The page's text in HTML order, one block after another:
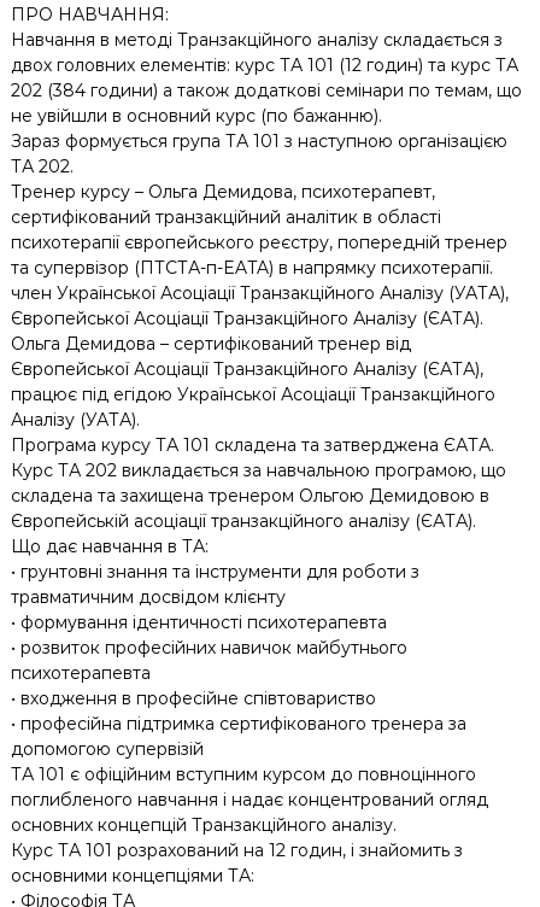
ПРО НАВЧАННЯ:
Навчання в методі Транзакційного аналізу складається з
двох головних елементів: курс ТА 101 (12 годин) та курс ТА
202 (384 години) а також додаткові семінари по темам, що
не увійшли в основний курс (по бажанню).
Зараз формується група ТА 101 з наступною організацією
ТА 202.
Тренер курсу – Ольга Демидова, психотерапевт,
сертифікований транзакційний аналітик в області
психотерапії європейського реєстру, попередній тренер
та супервізор (ПТСТА-п-EATA) в напрямку психотерапії.
член Української Асоціації Транзакційного Аналізу (УАТА),
Європейської Асоціації Транзакційного Аналізу (ЄАТА).
Ольга Демидова – сертифікований тренер від
Європейської Асоціації Транзакційного Аналізу (ЄАТА),
працює під егідою Української Асоціації Транзакційного
Аналізу (УАТА).
Програма курсу ТА 101 складена та затверджена ЄАТА.
Курс ТА 202 викладається за навчальною програмою, що
складена та захищена тренером Ольгою Демидовою в
Європейській асоціації транзакційного аналізу (ЄАТА).
Що дає навчання в ТА:
• грунтовні знання та інструменти для роботи з
травматичним досвідом клієнту
• формування ідентичності психотерапевта
• розвиток професійних навичок майбутнього
психотерапевта
• входження в професійне співтовариство
• професійна підтримка сертифікованого тренера за
допомогою супервізій
ТА 101 є офіційним вступним курсом до повноцінного
поглибленого навчання і надає концентрований огляд
основних концепцій Транзакційного аналізу.
Курс ТА 101 розрахований на 12 годин, і знайомить з
основними концепціями ТА:
• Філософія ТА